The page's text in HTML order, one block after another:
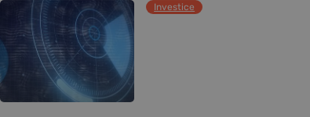
Investice